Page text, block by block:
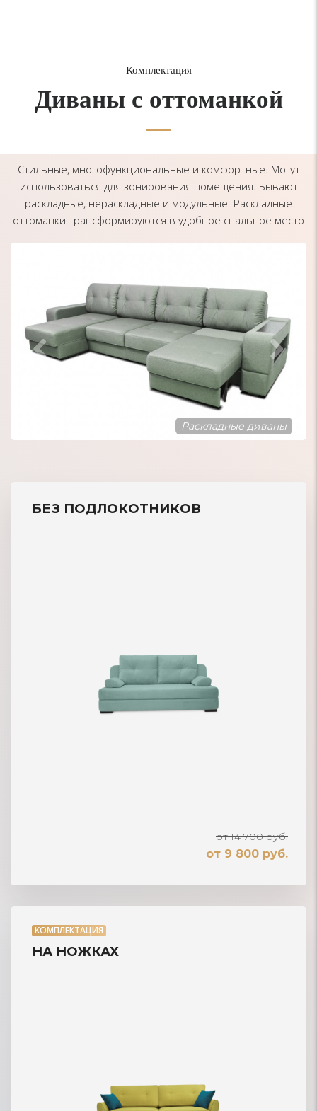
Комплектация
Диваны с оттоманкой
Стильные, многофункциональные и комфортные. Могут
использоваться для зонирования помещения. Бывают
раскладные, нераскладные и модульные. Раскладные
оттоманки трансформируются в удобное спальное место
Кожаные
БЕЗ ПОДЛОКОТНИКОВ
от 14 700 руб.
от 9 800 руб.
КОМПЛЕКТАЦИЯ
НА НОЖКАХ